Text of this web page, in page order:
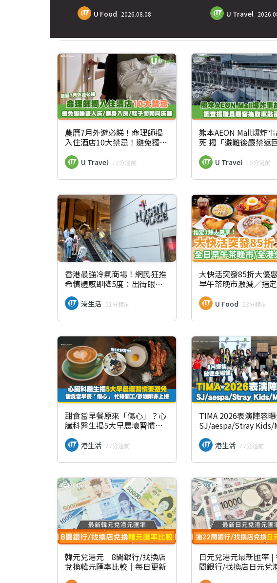
U Food 2026.08.08 U Travel
農曆7月外遊必睇！命理師揭
入住酒店10大禁忌！避免獨睡
床鋪 U Travel 12分鐘前
熊本AEON Mall爆炸
死 揭「避難後嚴禁返
返
U Travel 15分鐘前
香港最強冷氣商場！網民狂推
希慎體感即降5度：出街眼鏡
起霧！附全港避暑名單
港生活 21分鐘前
大快活突發85折大優
早午茶晚市激減／指
全港適用 (附優惠日期)
U Food 23分鐘前
甜食當早餐原來「傷心」？心
臟科醫生揭5大早晨壞習慣
港生活 27分鐘前
TIMA 2026表演陣容曝
SJ/aespa/Stray Kids/
票詳情）
港生活 27分鐘前
韓元兌港元｜8間銀行/找換店
兌換韓元匯率比較｜每日更新
日元兌港元最新匯率 |
間銀行/找換店日元兌